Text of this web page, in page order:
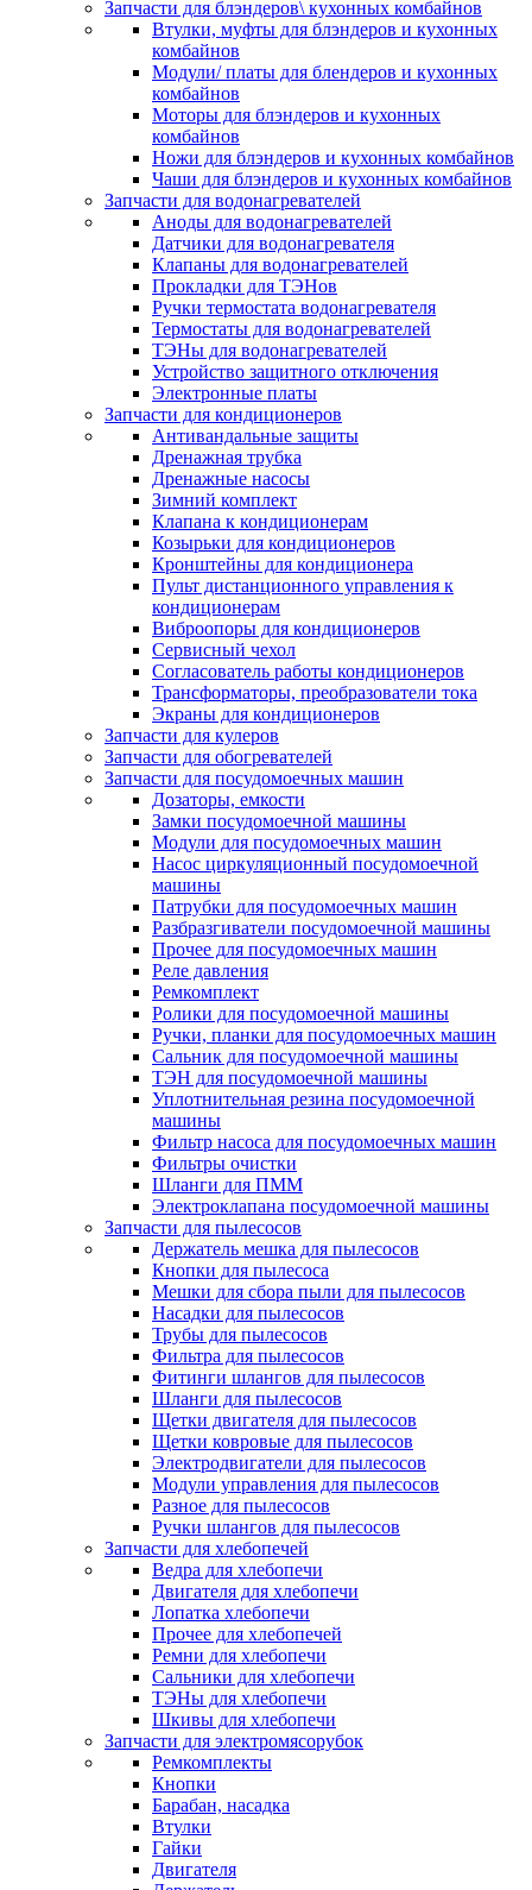
Запчасти для блэндеров\ кухонных комбайнов
Втулки, муфты для блэндеров и кухонных
комбайнов
Модули/ платы для блендеров и кухонных
комбайнов
Моторы для блэндеров и кухонных
комбайнов
Ножи для блэндеров и кухонных комбайнов
Чаши для блэндеров и кухонных комбайнов
Запчасти для водонагревателей
Аноды для водонагревателей
Датчики для водонагревателя
Клапаны для водонагревателей
Прокладки для ТЭНов
Ручки термостата водонагревателя
Термостаты для водонагревателей
ТЭНы для водонагревателей
Устройство защитного отключения
Электронные платы
Запчасти для кондиционеров
Антивандальные защиты
Дренажная трубка
Дренажные насосы
Зимний комплект
Клапана к кондиционерам
Козырьки для кондиционеров
Кронштейны для кондиционера
Пульт дистанционного управления к
кондиционерам
Виброопоры для кондиционеров
Сервисный чехол
Согласователь работы кондиционеров
Трансформаторы, преобразователи тока
Экраны для кондиционеров
Запчасти для кулеров
Запчасти для обогревателей
Запчасти для посудомоечных машин
Дозаторы, емкости
Замки посудомоечной машины
Модули для посудомоечных машин
Насос циркуляционный посудомоечной
машины
Патрубки для посудомоечных машин
Разбразгиватели посудомоечной машины
Прочее для посудомоечных машин
Реле давления
Ремкомплект
Ролики для посудомоечной машины
Ручки, планки для посудомоечных машин
Сальник для посудомоечной машины
ТЭН для посудомоечной машины
Уплотнительная резина посудомоечной
машины
Фильтр насоса для посудомоечных машин
Фильтры очистки
Шланги для ПММ
Электроклапана посудомоечной машины
Запчасти для пылесосов
Держатель мешка для пылесосов
Кнопки для пылесоса
Мешки для сбора пыли для пылесосов
Насадки для пылесосов
Трубы для пылесосов
Фильтра для пылесосов
Фитинги шлангов для пылесосов
Шланги для пылесосов
Щетки двигателя для пылесосов
Щетки ковровые для пылесосов
Электродвигатели для пылесосов
Модули управления для пылесосов
Разное для пылесосов
Ручки шлангов для пылесосов
Запчасти для хлебопечей
Ведра для хлебопечи
Двигателя для хлебопечи
Лопатка хлебопечи
Прочее для хлебопечей
Ремни для хлебопечи
Сальники для хлебопечи
ТЭНы для хлебопечи
Шкивы для хлебопечи
Запчасти для электромясорубок
Ремкомплекты
Кнопки
Барабан, насадка
Втулки
Гайки
Двигателя